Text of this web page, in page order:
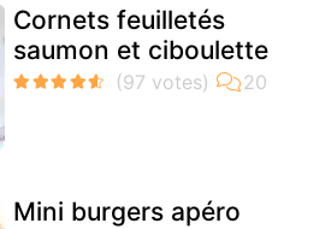
Cornets feuilletés
saumon et ciboulette
Mini burgers apéro